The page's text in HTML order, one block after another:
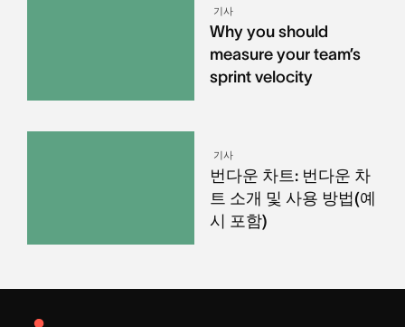
기사
Why you should
measure your team’s
sprint velocity
기사
번다운 차트: 번다운 차
트 소개 및 사용 방법(예
시 포함)